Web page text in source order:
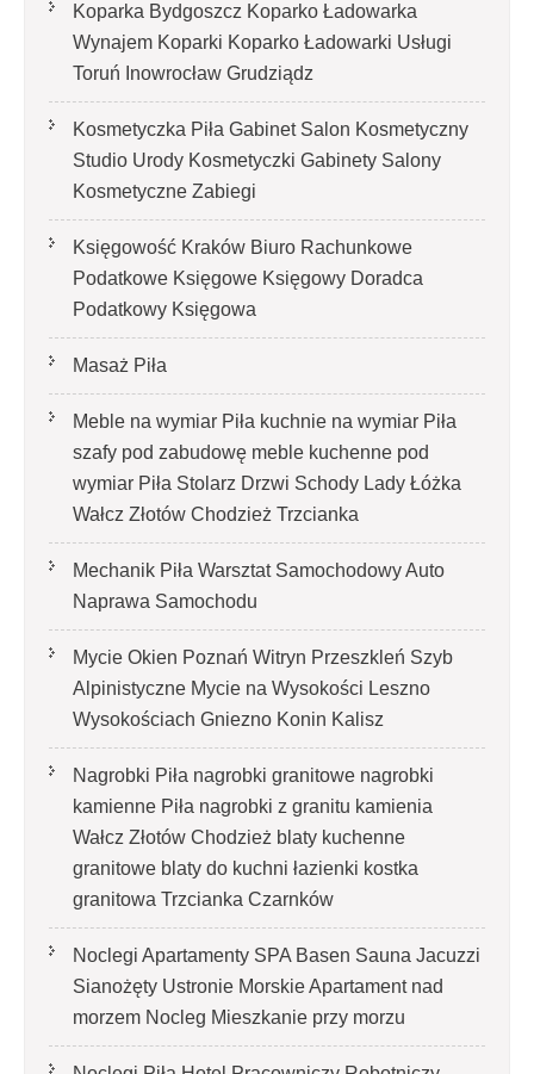
Koparka Bydgoszcz Koparko Ładowarka
Wynajem Koparki Koparko Ładowarki Usługi
Toruń Inowrocław Grudziądz
Kosmetyczka Piła Gabinet Salon Kosmetyczny
Studio Urody Kosmetyczki Gabinety Salony
Kosmetyczne Zabiegi
Księgowość Kraków Biuro Rachunkowe
Podatkowe Księgowe Księgowy Doradca
Podatkowy Księgowa
Masaż Piła
Meble na wymiar Piła kuchnie na wymiar Piła
szafy pod zabudowę meble kuchenne pod
wymiar Piła Stolarz Drzwi Schody Lady Łóżka
Wałcz Złotów Chodzież Trzcianka
Mechanik Piła Warsztat Samochodowy Auto
Naprawa Samochodu
Mycie Okien Poznań Witryn Przeszkleń Szyb
Alpinistyczne Mycie na Wysokości Leszno
Wysokościach Gniezno Konin Kalisz
Nagrobki Piła nagrobki granitowe nagrobki
kamienne Piła nagrobki z granitu kamienia
Wałcz Złotów Chodzież blaty kuchenne
granitowe blaty do kuchni łazienki kostka
granitowa Trzcianka Czarnków
Noclegi Apartamenty SPA Basen Sauna Jacuzzi
Sianożęty Ustronie Morskie Apartament nad
morzem Nocleg Mieszkanie przy morzu